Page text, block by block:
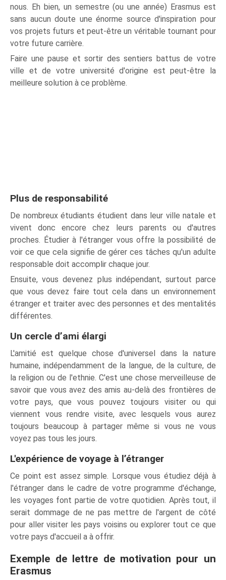
nous. Eh bien, un semestre (ou une année) Erasmus est
sans aucun doute une énorme source d'inspiration pour
vos projets futurs et peut-être un véritable tournant pour
votre future carrière.
Faire une pause et sortir des sentiers battus de votre
ville et de votre université d'origine est peut-être la
meilleure solution à ce problème.
Plus de responsabilité
De nombreux étudiants étudient dans leur ville natale et
vivent donc encore chez leurs parents ou d'autres
proches. Étudier à l'étranger vous offre la possibilité de
voir ce que cela signifie de gérer ces tâches qu'un adulte
responsable doit accomplir chaque jour.
Ensuite, vous devenez plus indépendant, surtout parce
que vous devez faire tout cela dans un environnement
étranger et traiter avec des personnes et des mentalités
différentes.
Un cercle d’ami élargi
L'amitié est quelque chose d'universel dans la nature
humaine, indépendamment de la langue, de la culture, de
la religion ou de l'ethnie. C'est une chose merveilleuse de
savoir que vous avez des amis au-delà des frontières de
votre pays, que vous pouvez toujours visiter ou qui
viennent vous rendre visite, avec lesquels vous aurez
toujours beaucoup à partager même si vous ne vous
voyez pas tous les jours.
L'expérience de voyage à l’étranger
Ce point est assez simple. Lorsque vous étudiez déjà à
l'étranger dans le cadre de votre programme d'échange,
les voyages font partie de votre quotidien. Après tout, il
serait dommage de ne pas mettre de l'argent de côté
pour aller visiter les pays voisins ou explorer tout ce que
votre pays d'accueil a à offrir.
Exemple de lettre de motivation pour un
Erasmus